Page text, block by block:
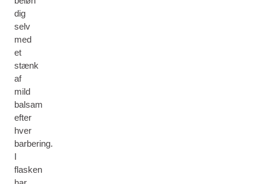
dig
selv
med
et
stænk
af
mild
balsam
efter
hver
barbering.
I
flasken